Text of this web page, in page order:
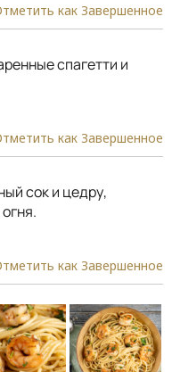
как Завершенное
спагетти и
как Завершенное
сок и цедру,
как Завершенное